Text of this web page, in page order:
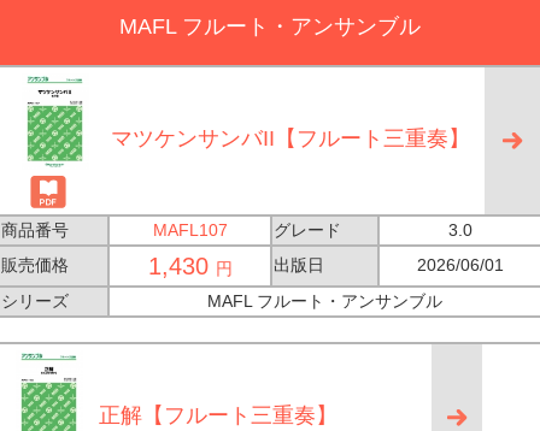
MAFL フルート・アンサンブル
マツケンサンバII【フルート三重奏】
商品番号 MAFL107 グレード
3.0
販売価格
1,430 円 出版日
2026/06/01
シリーズ
MAFL フルート・アンサンブル
正解【フルート三重奏】